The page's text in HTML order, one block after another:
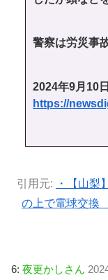
警察は労災事
2024年9月10
https://
引用元:
・【山梨
の上で電球交
6: 夜更かしさん